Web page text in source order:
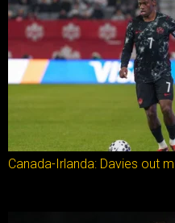
Canada-Irlanda: Davies out